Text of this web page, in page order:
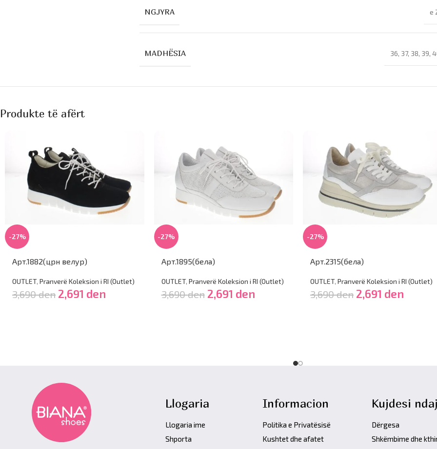
NGJYRA e
MADHËSIA 36, 37, 38, 39,
Produkte të afërt
-27%
Арт.1882(црн велур)
OUTLET, Pranverë Koleksion i RI (Outlet)
3,690den 2,691 den
-27%
Арт.1895(бела)
OUTLET, Pranverë Koleksion i RI (Outlet)
3,690den 2,691 den
-27%
Арт.2315(бела)
OUTLET, Pranverë Koleksion i RI (Outlet)
3,690den 2,691 den
Llogaria
Llogaria ime
Shporta
Informacion
Politika e Privatësisë
Kushtet dhe afatet
Kujdesi
Dërgesa
Shkëmbime dhe